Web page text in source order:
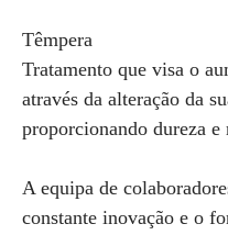
Têmpera
Tratamento que visa o
através da alteração da
proporcionando dureza e
A equipa de
constante inovação e o